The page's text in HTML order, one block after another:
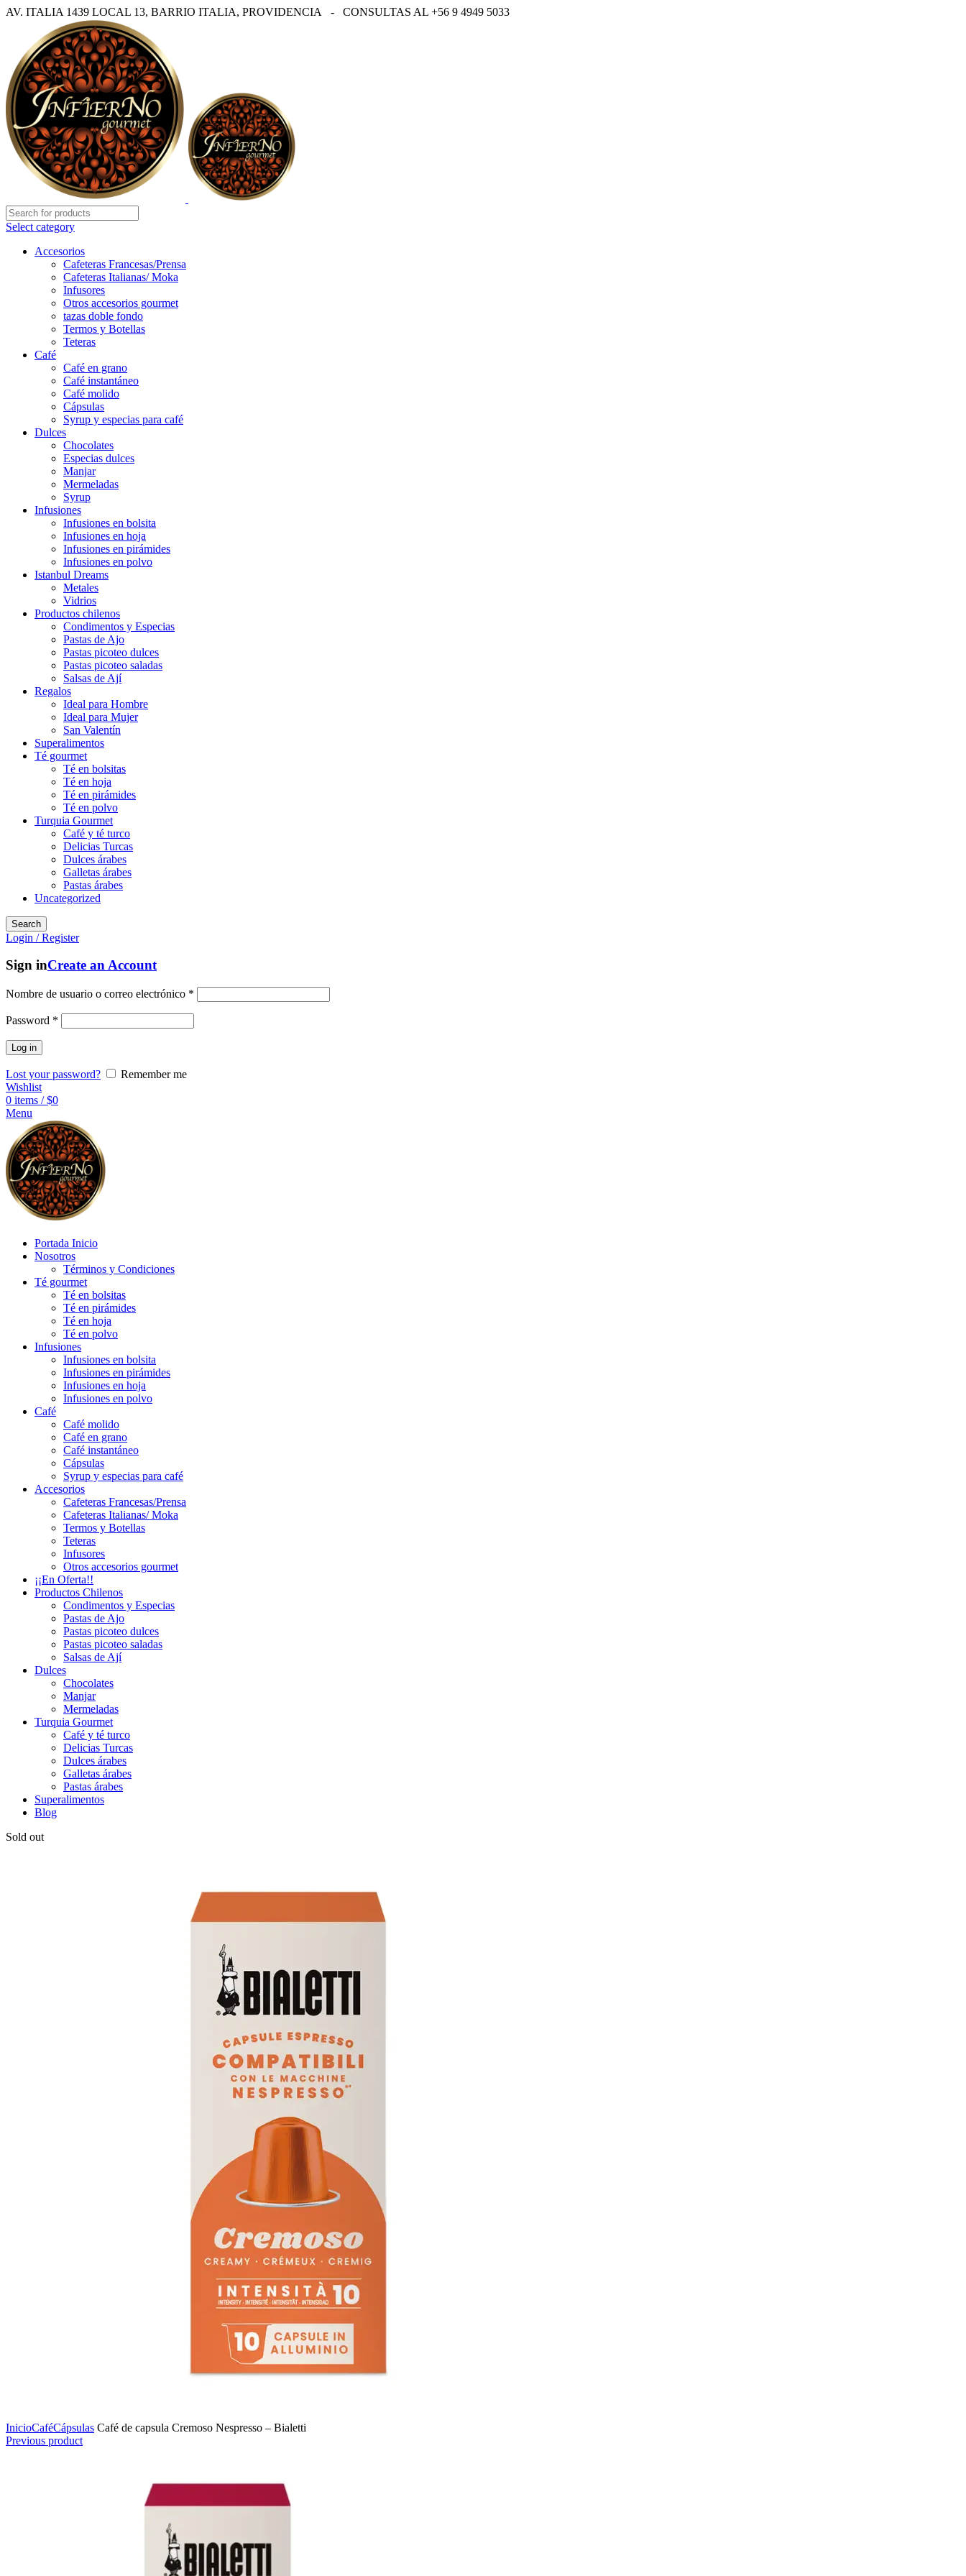
AV. ITALIA 1439 LOCAL 13, BARRIO ITALIA, PROVIDENCIA - CONSULTAS AL +56 9 4949 5033
Select category
Accesorios
Cafeteras Francesas/Prensa
Cafeteras Italianas/ Moka
Infusores
Otros accesorios gourmet
tazas doble fondo
Termos y Botellas
Teteras
Café
Café en grano
Café instantáneo
Café molido
Cápsulas
Syrup y especias para café
Dulces
Chocolates
Especias dulces
Manjar
Mermeladas
Syrup
Infusiones
Infusiones en bolsita
Infusiones en hoja
Infusiones en pirámides
Infusiones en polvo
Istanbul Dreams
Metales
Vidrios
Productos chilenos
Condimentos y Especias
Pastas de Ajo
Pastas picoteo dulces
Pastas picoteo saladas
Salsas de Ají
Regalos
Ideal para Hombre
Ideal para Mujer
San Valentín
Superalimentos
Té gourmet
Té en bolsitas
Té en hoja
Té en pirámides
Té en polvo
Turquia Gourmet
Café y té turco
Delicias Turcas
Dulces árabes
Galletas árabes
Pastas árabes
Uncategorized
Search
Login / Register
Sign inCreate an Account
Nombre de usuario o correo electrónico *
Password *
Log in
Lost your password?
Remember me
Wishlist
0 items / $0
Menu
Portada Inicio
Nosotros
Términos y Condiciones
Té gourmet
Té en bolsitas
Té en pirámides
Té en hoja
Té en polvo
Infusiones
Infusiones en bolsita
Infusiones en pirámides
Infusiones en hoja
Infusiones en polvo
Café
Café molido
Café en grano
Café instantáneo
Cápsulas
Syrup y especias para café
Accesorios
Cafeteras Francesas/Prensa
Cafeteras Italianas/ Moka
Termos y Botellas
Teteras
Infusores
Otros accesorios gourmet
¡¡En Oferta!!
Productos Chilenos
Condimentos y Especias
Pastas de Ajo
Pastas picoteo dulces
Pastas picoteo saladas
Salsas de Ají
Dulces
Chocolates
Manjar
Mermeladas
Turquia Gourmet
Café y té turco
Delicias Turcas
Dulces árabes
Galletas árabes
Pastas árabes
Superalimentos
Blog
Sold out
InicioCaféCápsulas Café de capsula Cremoso Nespresso – Bialetti
Previous product